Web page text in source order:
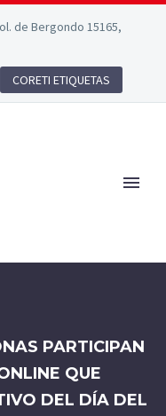
de Bergondo 15165,
CORETI ETIQUETAS
PARTICIPAN
QUE
DEL DÍA DEL